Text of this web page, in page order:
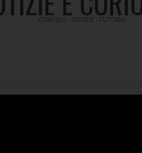
CONSIGLI - NOTIZIE - TUTORIAL